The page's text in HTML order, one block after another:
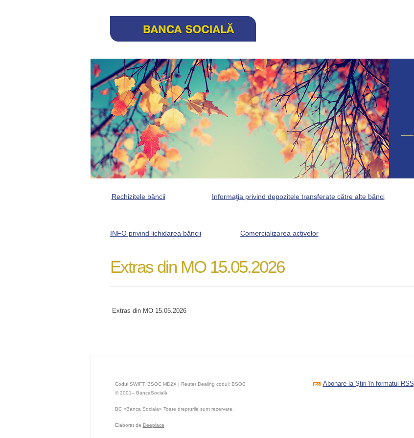
Rechizitele băncii Informaţia privind depozitele transferate către alte bănci
INFO privind lichidarea băncii Comercializarea activelor
Extras din MO 15.05.2026
Extras din MO 15.05.2026
Codul SWIFT: BSOC MD2X | Reuter Dealing codul: BSOC
© 2001– BancaSocială
BC «Banca Sociala» Toate drepturile sunt rezervate.
Elaborat de Deeplace
Abonare la Ştiri în formatul RSS